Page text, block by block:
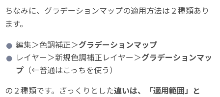
ちなみに、グラデーションマップの適用方法は２種類あり
ます。
編集＞色調補正＞グラデーションマップ
レイヤー＞新規色調補正レイヤー＞グラデーションマッ
プ （←普通はこっちを使う）
の２種類です。ざっくりとした違いは、「適用範囲」と